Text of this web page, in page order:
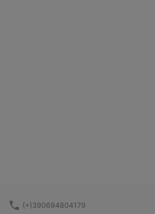
(+)390694804179